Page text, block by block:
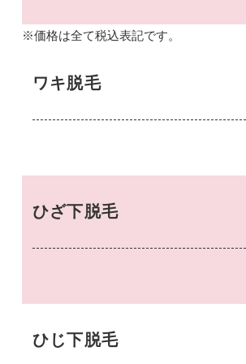
※価格は全て税込表記です。
ワキ脱毛
ひざ下脱毛
ひじ下脱毛